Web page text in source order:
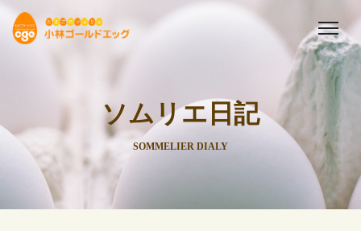
ソムリエ日記
SOMMELIER DIALY